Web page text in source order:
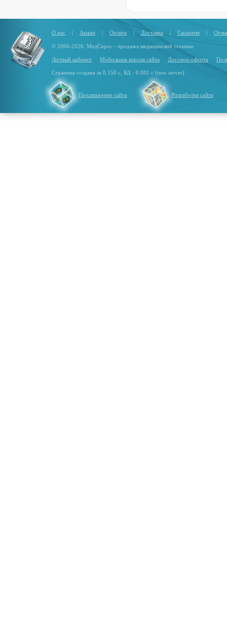
О нас | Акции | Оплата | Доставка | Гарантия |
© 2006-2026. МедСпрос - продажа медицинской техники
Личный кабинет Мобильная версия сайта Договор-оферта
Страница создана за 0.150 с, БД - 0.081 с (new server)
Продвижение сайта Разработка сайта